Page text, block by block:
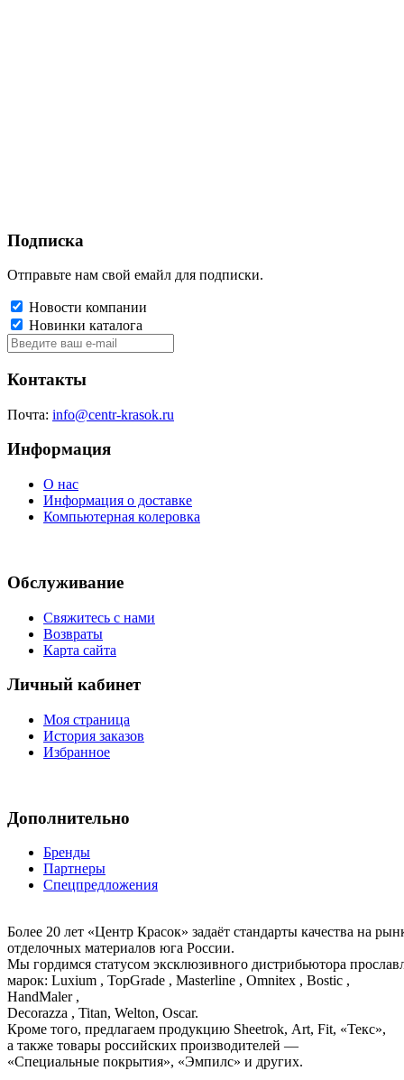
Подписка
Отправьте нам свой емайл для подписки.
Новости компании
Новинки каталога
Контакты
Почта: info@centr-krasok.ru
Информация
О нас
Информация о доставке
Компьютерная колеровка
Обслуживание
Свяжитесь с нами
Возвраты
Карта сайта
Личный кабинет
Моя страница
История заказов
Избранное
Дополнительно
Бренды
Партнеры
Спецпредложения
Более 20 лет «Центр Красок» задаёт стандарты качества на
отделочных материалов юга России.
Мы гордимся статусом эксклюзивного дистрибьютора
марок: Luxium , TopGrade , Masterline , Omnitex , Bostic ,
HandMaler ,
Decorazza , Titan, Welton, Oscar.
Кроме того, предлагаем продукцию Sheetrok, Art, Fit, «Текс»,
а также товары российских производителей —
«Специальные покрытия», «Эмпилс» и других.